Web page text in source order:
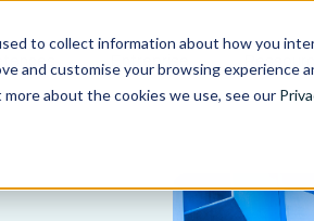
to collect information about how you
and customise your browsing experience
about the cookies we use, see our
Entreprise